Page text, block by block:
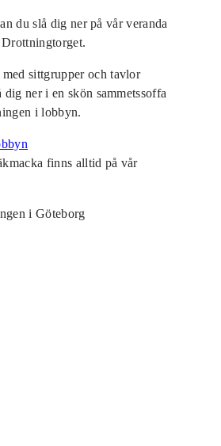
du slå dig ner på vår veranda
ner i en skön sammetssoffa
i lobbyn.
finns alltid på vår